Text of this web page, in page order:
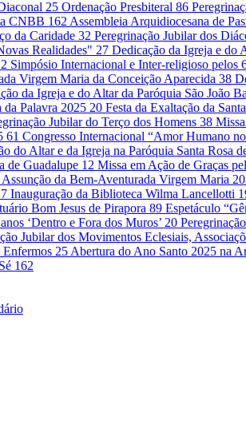
25 Ordenação Presbiteral 86
CNBB 162 Assembleia Arquidiocesana de
da Caridade 32 Peregrinação Jubilar dos
Realidades" 27 Dedicação da Igreja e do
Simpósio Internacional e Inter-religioso pelos
Virgem Maria da Conceição Aparecida 38
da Igreja e do Altar da Paróquia São João
Palavra 2025 20 Festa da Exaltação da
Jubilar do Terço dos Homens 38
61 Congresso Internacional “Amor Humano
do Altar e da Igreja na Paróquia Santa Rosa
de Guadalupe 12 Missa em Ação de Graças
Assunção da Bem-Aventurada Virgem Maria 20
7 Inauguração da Biblioteca Wilma Lancellotti
Bom Jesus de Pirapora 89 Espetáculo
‘Dentro e Fora dos Muros’ 20
Jubilar dos Movimentos Eclesiais,
Enfermos 25 Abertura do Ano Santo 2025 na
162